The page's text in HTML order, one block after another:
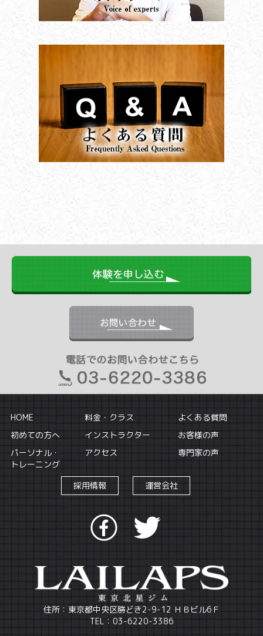
HOME 料金・クラス
よくある質問
初めての方へ
インストラクター
お客様の声
パーソナル・
トレーニング
アクセス 専門家の声
採用情報 運営会社
住所：東京都中央区勝どき2-9-12 ＨＢビル6Ｆ
TEL：03-6220-3386